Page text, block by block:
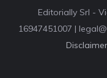
Editorially Srl -
16947451007 |
Disclaimer